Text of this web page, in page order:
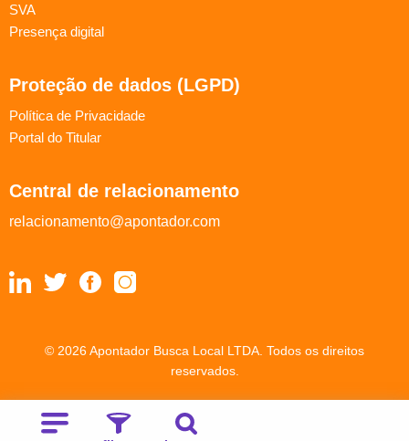
SVA
Presença digital
Proteção de dados (LGPD)
Política de Privacidade
Portal do Titular
Central de relacionamento
relacionamento@apontador.com
© 2026 Apontador Busca Local LTDA. Todos os direitos
reservados.